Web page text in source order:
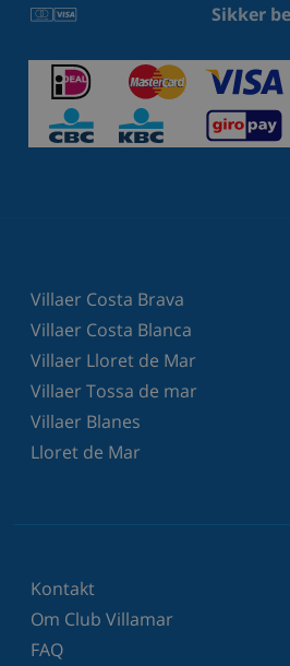
Sikker
Villaer Costa Brava
Villaer Costa Blanca
Villaer Lloret de Mar
Villaer Tossa de mar
Villaer Blanes
Lloret de Mar
Kontakt
Om Club Villamar
FAQ